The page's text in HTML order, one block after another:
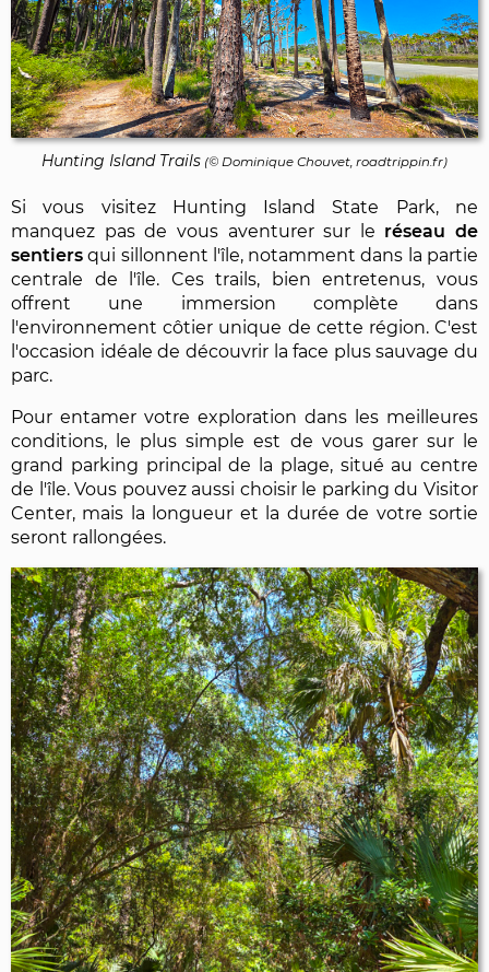
Hunting Island Trails (© Dominique Chouvet, roadtrippin.fr)
Si vous visitez Hunting Island State Park, ne
manquez pas de vous aventurer sur le réseau de
sentiers qui sillonnent l'île, notamment dans la partie
centrale de l'île. Ces trails, bien entretenus, vous
offrent une immersion complète dans
l'environnement côtier unique de cette région. C'est
l'occasion idéale de découvrir la face plus sauvage du
parc.
Pour entamer votre exploration dans les meilleures
conditions, le plus simple est de vous garer sur le
grand parking principal de la plage, situé au centre
de l'île. Vous pouvez aussi choisir le parking du Visitor
Center, mais la longueur et la durée de votre sortie
seront rallongées.